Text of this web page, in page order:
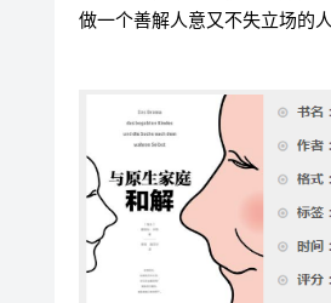
做一个善解人意又不失立场的人